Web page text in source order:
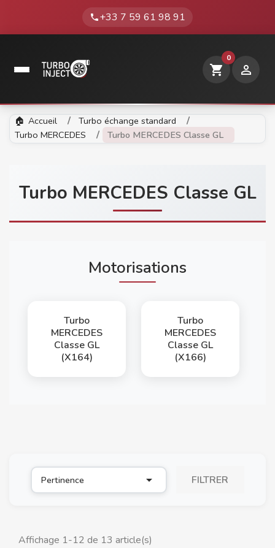
phone+33 7 59 61 98 91
shopping_cart
0

Accueil
Turbo échange standard
Turbo MERCEDES
Turbo MERCEDES Classe GL
Turbo MERCEDES Classe GL
Motorisations
Turbo
MERCEDES
Classe GL
(X164)
Turbo
MERCEDES
Classe GL
(X166)
Pertinence  FILTRER
Affichage 1-12 de 13 article(s)